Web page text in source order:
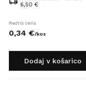
6,50 €
Redna cena
0,34 €/kos
Dodaj v košarico